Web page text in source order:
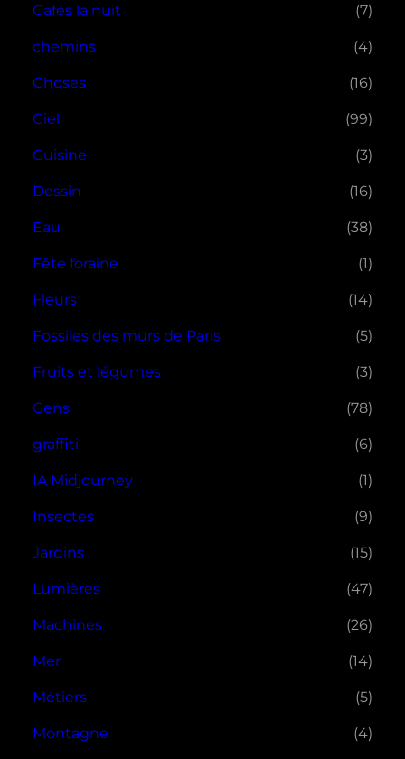
Cafés la nuit (7)
chemins (4)
Choses (16)
Ciel (99)
Cuisine (3)
Dessin (16)
Eau (38)
Fête foraine (1)
Fleurs (14)
Fossiles des murs de Paris (5)
Fruits et légumes (3)
Gens (78)
graffiti (6)
IA Midjourney (1)
Insectes (9)
Jardins (15)
Lumières (47)
Machines (26)
Mer (14)
Métiers (5)
Montagne (4)